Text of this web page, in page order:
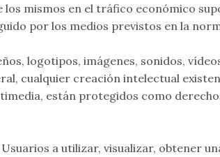
los mismos en el tráfico económico
por los medios previstos en la
logotipos, imágenes, sonidos,
cualquier creación intelectual
están protegidos como
a utilizar, visualizar, obtener